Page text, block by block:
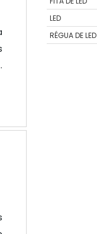
LED
RÉGUA DE LED